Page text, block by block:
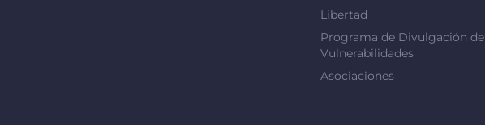
Libertad
Programa de Divulgación de
Vulnerabilidades
Asociaciones